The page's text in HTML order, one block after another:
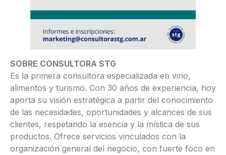
SOBRE CONSULTORA STG
Es la primera consultora especializada en vino,
alimentos y turismo. Con 30 años de experiencia, hoy
aporta su visión estratégica a partir del conocimiento
de las necesidades, oportunidades y alcances de sus
clientes, respetando la esencia y la mística de sus
productos. Ofrece servicios vinculados con la
organización general del negocio, con fuerte foco en